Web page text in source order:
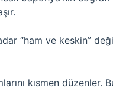
“ham ve keskin”
kısmen düzenler.